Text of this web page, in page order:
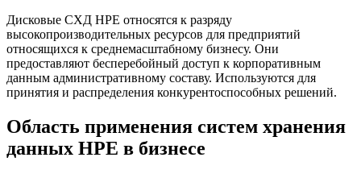
Дисковые СХД НРЕ относятся к разряду
высокопроизводительных ресурсов для предприятий
относящихся к среднемасштабному бизнесу. Они
предоставляют бесперебойный доступ к корпоративным
данным административному составу. Используются для
принятия и распределения конкурентоспособных решений.
Область применения систем хранения
данных НРЕ в бизнесе